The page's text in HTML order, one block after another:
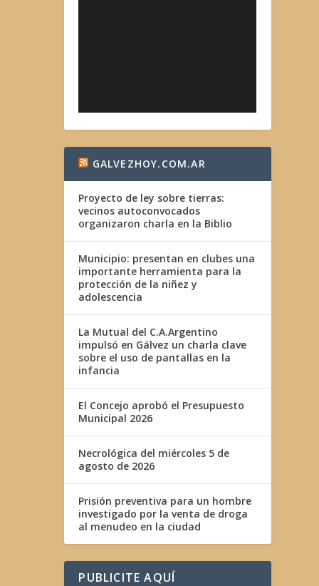
GALVEZHOY.COM.AR
Proyecto de ley sobre tierras:
vecinos autoconvocados
organizaron charla en la Biblio
Municipio: presentan en clubes una
importante herramienta para la
protección de la niñez y
adolescencia
La Mutual del C.A.Argentino
impulsó en Gálvez un charla clave
sobre el uso de pantallas en la
infancia
El Concejo aprobó el Presupuesto
Municipal 2026
Necrológica del miércoles 5 de
agosto de 2026
Prisión preventiva para un hombre
investigado por la venta de droga
al menudeo en la ciudad
PUBLICITE AQUÍ